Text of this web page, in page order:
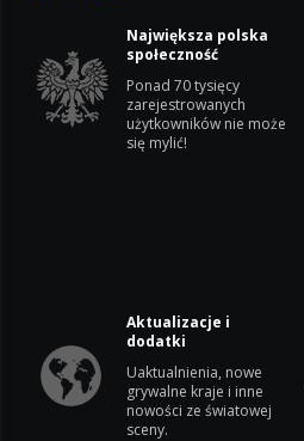
Największa polska
społeczność
Ponad 70 tysięcy
zarejestrowanych
użytkowników nie może
się mylić!
Aktualizacje i
dodatki
Uaktualnienia, nowe
grywalne kraje i inne
nowości ze światowej
sceny.